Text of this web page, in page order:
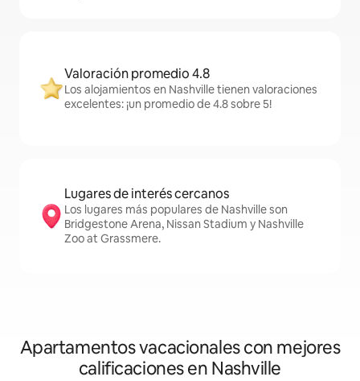
Valoración promedio 4.8
Los alojamientos en Nashville tienen valoraciones
excelentes: ¡un promedio de 4.8 sobre 5!
Lugares de interés cercanos
Los lugares más populares de Nashville son
Bridgestone Arena, Nissan Stadium y Nashville
Zoo at Grassmere.
Apartamentos vacacionales con mejores
calificaciones en Nashville